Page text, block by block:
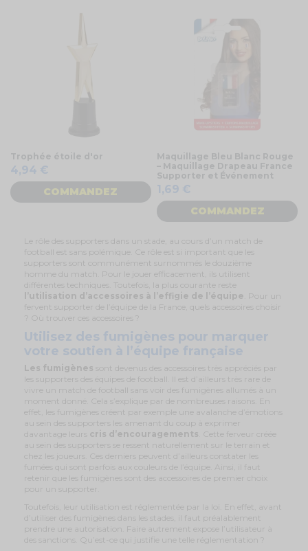
Trophée étoile d'or
4,94 €
COMMANDEZ
Maquillage Bleu Blanc Rouge
– Maquillage Drapeau France
Supporter et Événement
1,69 €
COMMANDEZ
Le rôle des supporters dans un stade, au cours d’un match de
football est sans polémique. Ce rôle est si important que les
supporters sont communément surnommés le douzième
homme du match. Pour le jouer efficacement, ils utilisent
différentes techniques. Toutefois, la plus courante reste
l’utilisation d’accessoires à l’effigie de l’équipe . Pour un
fervent supporter de l’équipe de la France, quels accessoires choisir
? Où trouver ces accessoires ?
Utilisez des fumigènes pour marquer
votre soutien à l’équipe française
Les fumigènes sont devenus des accessoires très appréciés par
les supporters des équipes de football. Il est d’ailleurs très rare de
vivre un match de football sans voir des fumigènes allumés à un
moment donné. Cela s’explique par de nombreuses raisons. En
effet, les fumigènes créent par exemple une avalanche d’émotions
au sein des supporters les amenant du coup à exprimer
davantage leurs cris d’encouragements . Cette ferveur créée
au sein des supporters se ressent naturellement sur le terrain et
chez les joueurs. Ces derniers peuvent d’ailleurs constater les
fumées qui sont parfois aux couleurs de l’équipe. Ainsi, il faut
retenir que les fumigènes sont des accessoires de premier choix
pour un supporter.
Toutefois, leur utilisation est réglementée par la loi. En effet, avant
d’utiliser des fumigènes dans les stades, il faut préalablement
prendre une autorisation. Faire autrement expose l’utilisateur à
des sanctions. Qu’est-ce qui justifie une telle réglementation ?